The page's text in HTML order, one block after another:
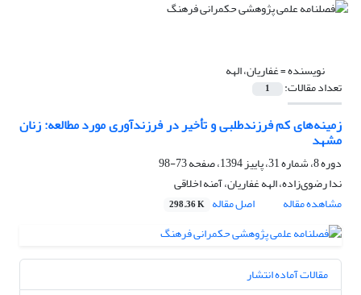
نویسنده =غفاریان، الهه
تعداد مقالات: 1
زمینه‌های کم فرزندطلبی و تأخیر در فرزندآوری مورد مطالعه: زنان
مشهد
دوره 8، شماره 31، پاییز 1394، صفحه
73-98
ندا رضوی‌زاده، الهه غفاریان، آمنه اخلاقی
مشاهده مقاله
اصل مقاله 298.36 K
مقالات آماده انتشار